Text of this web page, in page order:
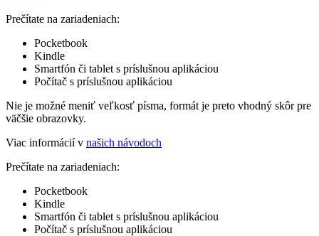
Prečítate na zariadeniach:
Pocketbook
Kindle
Smartfón či tablet s príslušnou aplikáciou
Počítač s príslušnou aplikáciou
Nie je možné meniť veľkosť písma, formát je preto vhodný skôr pre
väčšie obrazovky.
Viac informácií v našich návodoch
Prečítate na zariadeniach:
Pocketbook
Kindle
Smartfón či tablet s príslušnou aplikáciou
Počítač s príslušnou aplikáciou